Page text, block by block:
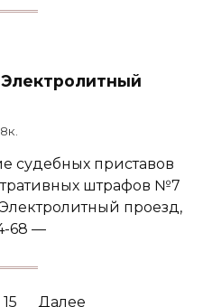
судебных приставов
штрафов №7
проезд,
68 —
15 Далее